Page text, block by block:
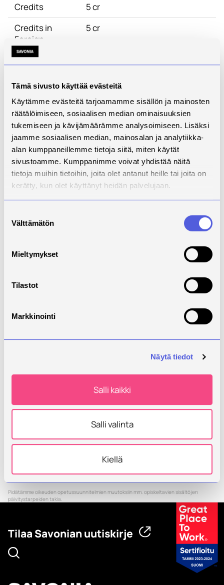
Tämä sivusto käyttää evästeitä
Käytämme evästeitä tarjoamamme sisällön ja mainosten
räätälöimiseen, sosiaalisen median ominaisuuksien
tukemiseen ja kävijämäärämme analysoimiseen. Lisäksi
jaamme sosiaalisen median, mainosalan ja analytiikka-
alan kumppaneillemme tietoja siitä, miten käytät
sivustoamme. Kumppanimme voivat yhdistää näitä
tietoja muihin tietoihin, joita olet antanut heille tai joita on
kerätty, kun olet käyttänyt heidän palvelujaan.
valinta
Välttämätön
Mieltymykset
Tilastot
Markkinointi
Näytä tiedot
Salli kaikki
Salli valinta
Kiellä
Credits
5 cr
Credits in
Foreign
Language
5 cr
importance and volume of the
agriculture. The student knows
the core legislation,
technologies and nutrient
recycling connected to circular
economy in agriculture.
Content
Overview on life cycle of food
production. Legislation and
Technologies and logistics of
separation of manure, manure
Recycling of nutrients and soil
improvers in plant production.
Study material via Moodle
Other
Contact
Rantala Teija
<< Takaisin opintojaksotaulukkoon
Pidätämme oikeuden opetussuunnitelmien muutoksiin mm. opiskeltavien sisältöjen
päivitystarpeiden takia.
Tilaa Savonian uutiskirje